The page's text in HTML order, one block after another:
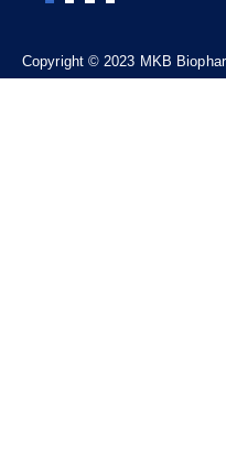
Copyright © 2023 MKB